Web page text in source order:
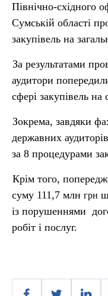
Північно-східного
Сумській області
закупівель на
За результатами
аудитори
сфері закупівель
Зокрема, завдяки
державних
за 8 процедурами
Крім того,
суму 111,7 млн грн
із порушеннями
робіт і послуг.